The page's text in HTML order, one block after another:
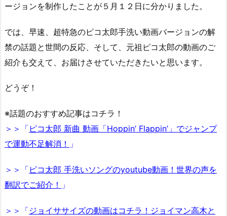
ージョンを制作したことが５月１２日に分かりました。
では、早速、超特急のピコ太郎手洗い動画バージョンの解
禁の話題と世間の反応、そして、元祖ピコ太郎の動画のご
紹介も交えて、お届けさせていただきたいと思います。
どうぞ！
※話題のおすすめ記事はコチラ！
＞＞「 ピコ太郎 新曲 動画「Hoppin’ Flappin’」でジャンプ
で運動不足解消！ 」
＞＞「 ピコ太郎 手洗いソングのyoutube動画！世界の声を
翻訳でご紹介！ 」
＞＞「ジョイササイズの動画はコチラ！ジョイマン高木と